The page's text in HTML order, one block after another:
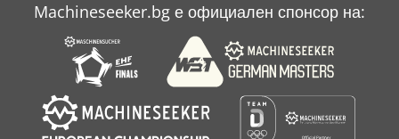
Machineseeker.bg е официален спонсор на: